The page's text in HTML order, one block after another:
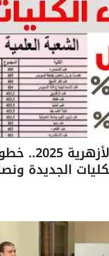
تنسيق
الجديدة